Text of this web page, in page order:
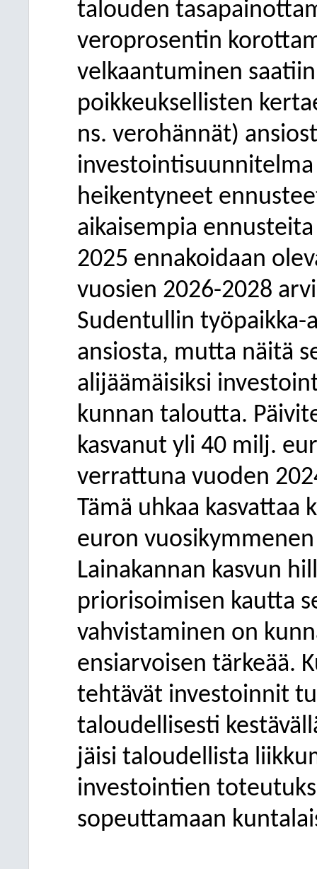
talouden
veroprosentin
velkaantuminen
poikkeuksellisten
ns. verohännät)
heikentyneet
aikaisempia
2025 ennakoidaan
vuosien 2026-2028
Sudentullin
ansiosta, mutta näitä
alijäämäisiksi
kunnan taloutta.
kasvanut yli 40 milj.
verrattuna vuoden
Tämä uhkaa kasvattaa
euron
Lainakannan kasvun
priorisoimisen kautta
vahvistaminen on
ensiarvoisen tärkeää.
tehtävät investoinnit
taloudellisesti
jäisi taloudellista
investointien
sopeuttamaan